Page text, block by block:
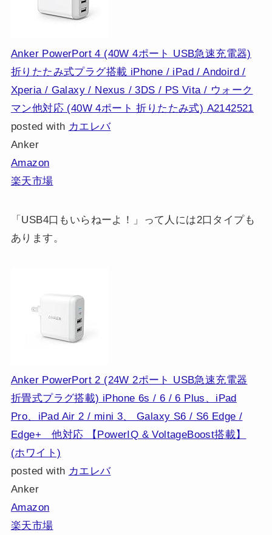
Anker PowerPort 4 (40W 4ポート USB急速充電器)
折りたたみ式プラグ搭載 iPhone / iPad / Andoird /
Xperia / Galaxy / Nexus / 3DS / PS Vita / ウォーク
マン他対応 (40W 4ポート 折りたたみ式) A2142521
posted with カエレバ
Anker
Amazon
楽天市場
「USB4口もいらねーよ！」って人には2口タイプも
あります。
Anker PowerPort 2 (24W 2ポート USB急速充電器
折畳式プラグ搭載) iPhone 6s / 6 / 6 Plus、iPad
Pro、iPad Air 2 / mini 3、 Galaxy S6 / S6 Edge /
Edge+ 他対応 【PowerIQ & VoltageBoost搭載】
(ホワイト)
posted with カエレバ
Anker
Amazon
楽天市場